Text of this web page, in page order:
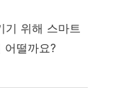
기 위해 스마트
어떨까요?